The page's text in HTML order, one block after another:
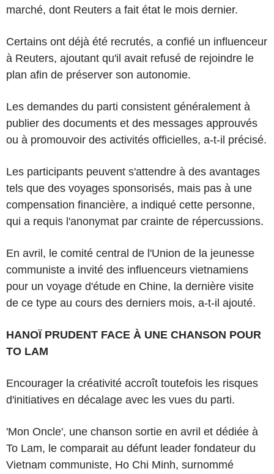
marché, dont Reuters a fait état le mois dernier.
Certains ont déjà été recrutés, a confié un influenceur
à Reuters, ajoutant qu'il avait refusé de rejoindre le
plan afin de préserver son autonomie.
Les demandes du parti consistent généralement à
publier des documents et des messages approuvés
ou à promouvoir des activités officielles, a-t-il précisé.
Les participants peuvent s'attendre à des avantages
tels que des voyages sponsorisés, mais pas à une
compensation financière, a indiqué cette personne,
qui a requis l'anonymat par crainte de répercussions.
En avril, le comité central de l'Union de la jeunesse
communiste a invité des influenceurs vietnamiens
pour un voyage d'étude en Chine, la dernière visite
de ce type au cours des derniers mois, a-t-il ajouté.
HANOÏ PRUDENT FACE À UNE CHANSON POUR
TO LAM
Encourager la créativité accroît toutefois les risques
d'initiatives en décalage avec les vues du parti.
'Mon Oncle', une chanson sortie en avril et dédiée à
To Lam, le comparait au défunt leader fondateur du
Vietnam communiste, Ho Chi Minh, surnommé